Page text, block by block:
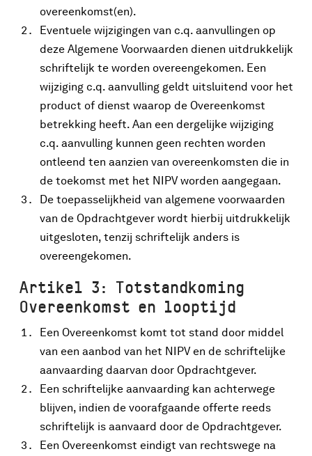
overeenkomst(en).
Eventuele wijzigingen van c.q. aanvullingen op
deze Algemene Voorwaarden dienen uitdrukkelijk
schriftelijk te worden overeengekomen. Een
wijziging c.q. aanvulling geldt uitsluitend voor het
product of dienst waarop de Overeenkomst
betrekking heeft. Aan een dergelijke wijziging
c.q. aanvulling kunnen geen rechten worden
ontleend ten aanzien van overeenkomsten die in
de toekomst met het NIPV worden aangegaan.
De toepasselijkheid van algemene voorwaarden
van de Opdrachtgever wordt hierbij uitdrukkelijk
uitgesloten, tenzij schriftelijk anders is
overeengekomen.
Artikel 3: Totstandkoming
Overeenkomst en looptijd
Een Overeenkomst komt tot stand door middel
van een aanbod van het NIPV en de schriftelijke
aanvaarding daarvan door Opdrachtgever.
Een schriftelijke aanvaarding kan achterwege
blijven, indien de voorafgaande offerte reeds
schriftelijk is aanvaard door de Opdrachtgever.
Een Overeenkomst eindigt van rechtswege na